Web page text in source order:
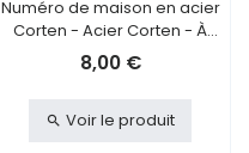
Numéro de maison en acier
Corten - Acier Corten - À
coller - 7
8,00 €
Voir le produit